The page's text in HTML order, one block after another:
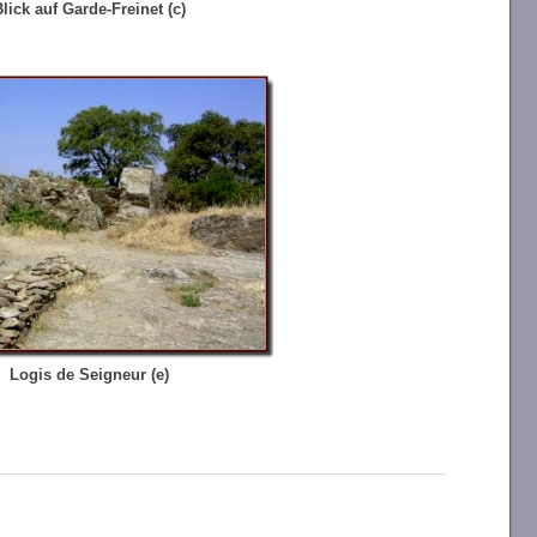
auf Garde-Freinet (c)
Logis de Seigneur (e)